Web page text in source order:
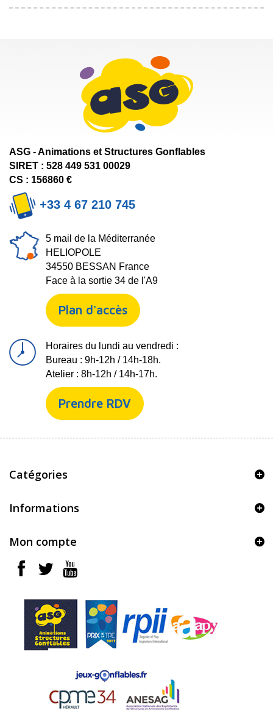
ASG - Animations et Structures Gonflables
SIRET : 528 449 531 00029
CS : 156860 €
+33 4 67 210 745
5 mail de la Méditerranée
HELIOPOLE
34550 BESSAN France
Face à la sortie 34 de l'A9
Plan d'accès
Horaires du lundi au vendredi :
Bureau : 9h-12h / 14h-18h.
Atelier : 8h-12h / 14h-17h.
Prendre RDV
Catégories
Informations
Mon compte